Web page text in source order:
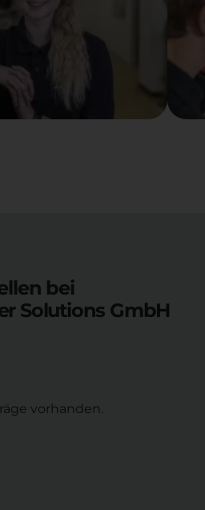
bei
Solutions GmbH
vorhanden.